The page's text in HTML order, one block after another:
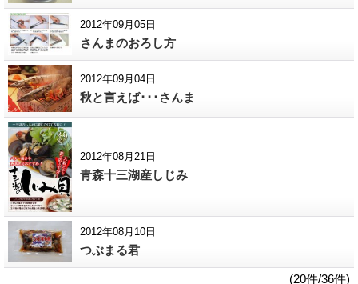
2012年09月05日
さんまのおろし方
2012年09月04日
秋と言えば･･･さんま
2012年08月21日
青森十三湖産しじみ
2012年08月10日
つぶまる君
(20件/36件)